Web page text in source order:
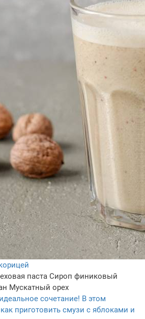
паста Сироп финиковый
Мускатный орех
сочетание! В этом
приготовить смузи с яблоками и